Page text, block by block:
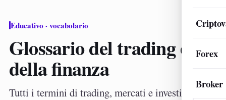
Forex
Broker
Educativo · vocabolario
Glossario del trading e
della finanza
Tutti i termini di trading, mercati e investimenti